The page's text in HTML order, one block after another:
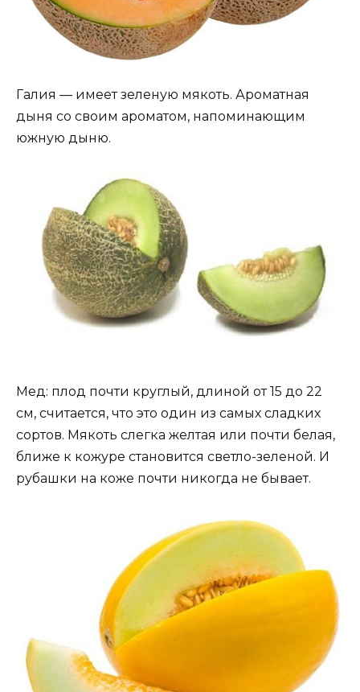
Галия — имеет зеленую мякоть. Ароматная
дыня со своим ароматом, напоминающим
южную дыню.
Мед: плод почти круглый, длиной от 15 до 22
см, считается, что это один из самых сладких
сортов. Мякоть слегка желтая или почти белая,
ближе к кожуре становится светло-зеленой. И
рубашки на коже почти никогда не бывает.